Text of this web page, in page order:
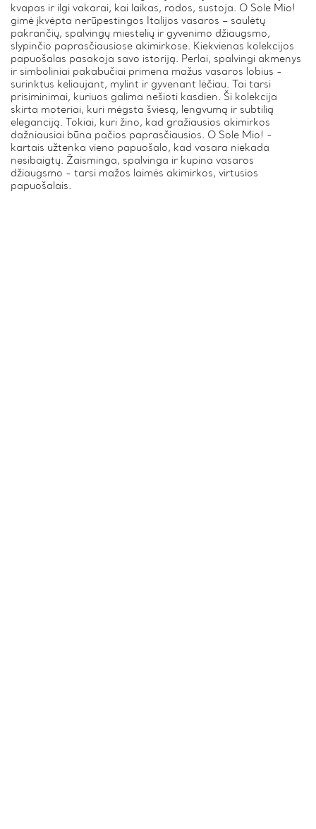
kvapas ir ilgi vakarai, kai laikas, rodos, sustoja. O Sole Mio!
gimė įkvėpta nerūpestingos Italijos vasaros – saulėtų
pakrančių, spalvingų miestelių ir gyvenimo džiaugsmo,
slypinčio paprasčiausiose akimirkose. Kiekvienas kolekcijos
papuošalas pasakoja savo istoriją. Perlai, spalvingi akmenys
ir simboliniai pakabučiai primena mažus vasaros lobius -
surinktus keliaujant, mylint ir gyvenant lėčiau. Tai tarsi
prisiminimai, kuriuos galima nešioti kasdien. Ši kolekcija
skirta moteriai, kuri mėgsta šviesą, lengvumą ir subtilią
eleganciją. Tokiai, kuri žino, kad gražiausios akimirkos
dažniausiai būna pačios paprasčiausios. O Sole Mio! -
kartais užtenka vieno papuošalo, kad vasara niekada
nesibaigtų. Žaisminga, spalvinga ir kupina vasaros
džiaugsmo - tarsi mažos laimės akimirkos, virtusios
papuošalais.